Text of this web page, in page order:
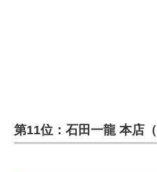
第11位：石田一龍 本店